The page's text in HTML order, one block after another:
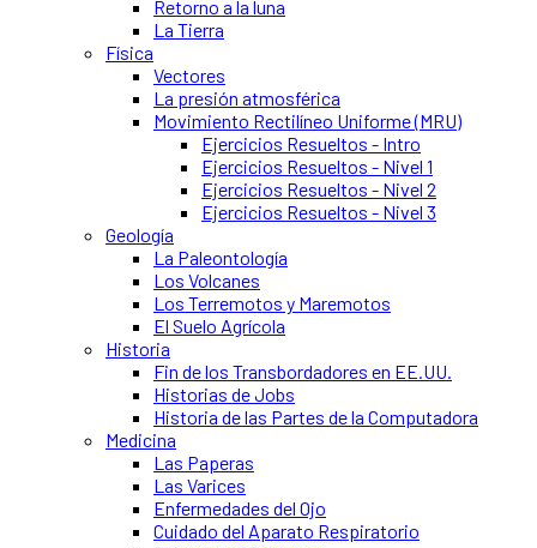
Retorno a la luna
La Tierra
Física
Vectores
La presión atmosférica
Movimiento Rectilíneo Uniforme (MRU)
Ejercicios Resueltos - Intro
Ejercicios Resueltos - Nivel 1
Ejercicios Resueltos - Nivel 2
Ejercicios Resueltos - Nivel 3
Geología
La Paleontología
Los Volcanes
Los Terremotos y Maremotos
El Suelo Agrícola
Historia
Fin de los Transbordadores en EE.UU.
Historias de Jobs
Historia de las Partes de la Computadora
Medicina
Las Paperas
Las Varices
Enfermedades del Ojo
Cuidado del Aparato Respiratorio